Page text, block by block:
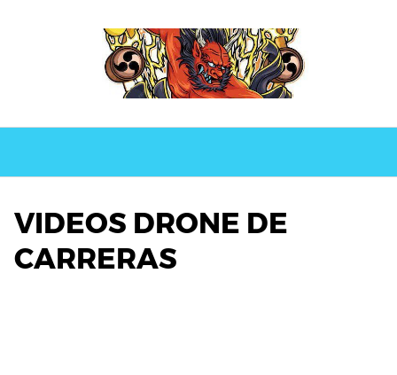
VIDEOS DRONE DE
CARRERAS